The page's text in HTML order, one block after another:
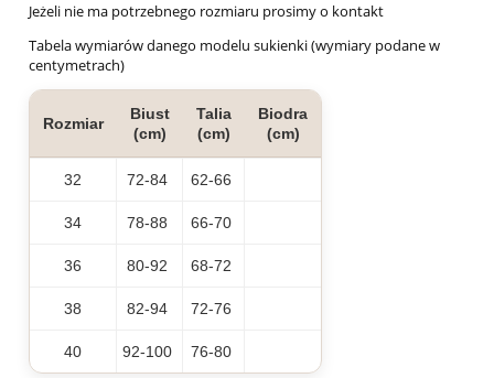
Jeżeli nie ma potrzebnego rozmiaru prosimy o kontakt
Tabela wymiarów danego modelu sukienki (wymiary podane w
centymetrach)
Rozmiar
Biust
(cm)
Talia
(cm)
Biodra
(cm)
32 72-84 62-66
34 78-88 66-70
36 80-92 68-72
38 82-94 72-76
40 92-100 76-80